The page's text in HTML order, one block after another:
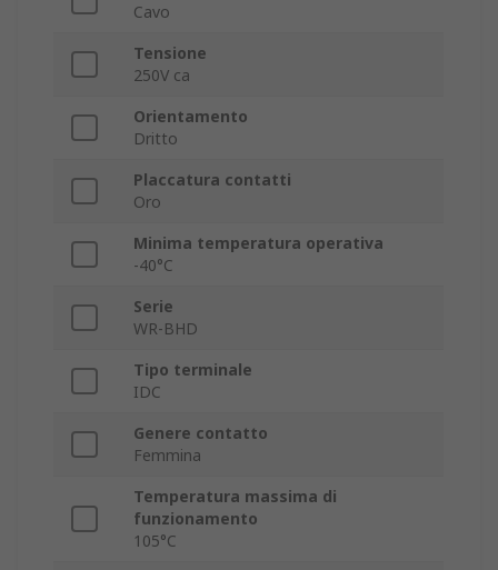
Cavo
Tensione
250V ca
Orientamento
Dritto
Placcatura contatti
Oro
Minima temperatura operativa
-40°C
Serie
WR-BHD
Tipo terminale
IDC
Genere contatto
Femmina
Temperatura massima di
funzionamento
105°C